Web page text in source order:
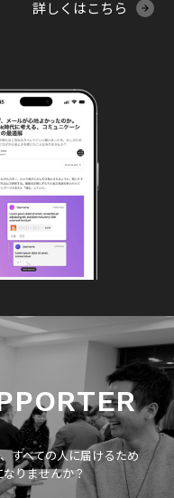
詳しくはこちら
すべての人に届けるため
りませんか？